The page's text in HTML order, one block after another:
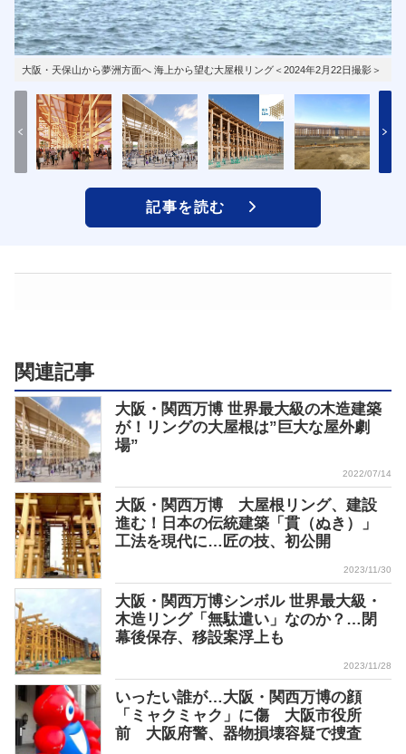
大阪・天保山から夢洲方面へ 海上から望む大屋根リング＜2024年2月22日撮影＞
記事を読む
関連記事
大阪・関西万博 世界最大級の木造建築
が！リングの大屋根は”巨大な屋外劇
場”
2022/07/14
大阪・関西万博 大屋根リング、建設
進む！日本の伝統建築「貫（ぬき）」
工法を現代に…匠の技、初公開
2023/11/30
大阪・関西万博シンボル 世界最大級・
木造リング「無駄遣い」なのか？…閉
幕後保存、移設案浮上も
2023/11/28
いったい誰が…大阪・関西万博の顔
「ミャクミャク」に傷 大阪市役所
前 大阪府警、器物損壊容疑で捜査